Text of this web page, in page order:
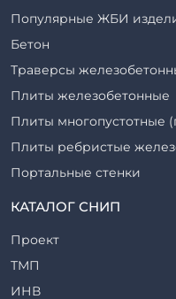
Популярные ЖБИ
Бетон
Траверсы
Плиты железобетонные
Плиты многопустотные
Плиты ребристые
Портальные стенки
Прогоны
Ригели железобетонные
Сваи железобетонные
КАТАЛОГ СНИП
Проект
ТМП
ИНВ